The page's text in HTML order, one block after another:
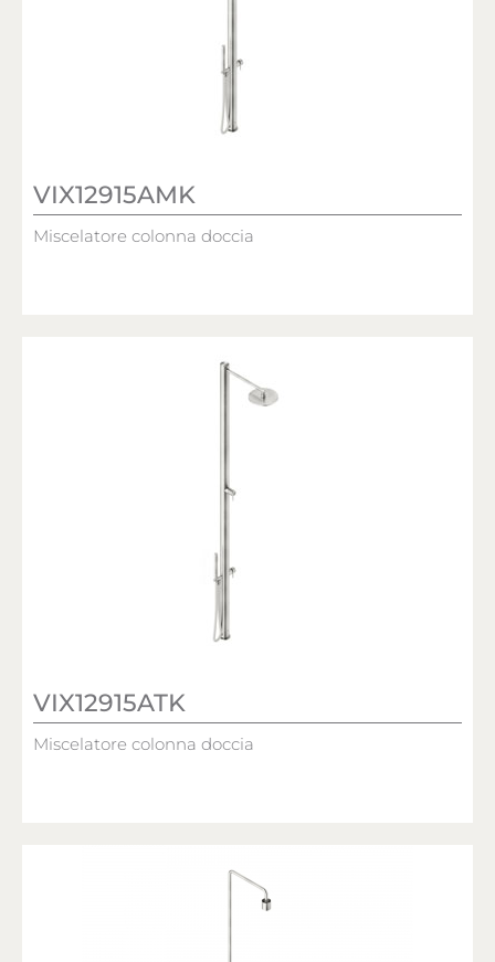
VIX12915AMK
Miscelatore colonna doccia
VIX12915ATK
Miscelatore colonna doccia